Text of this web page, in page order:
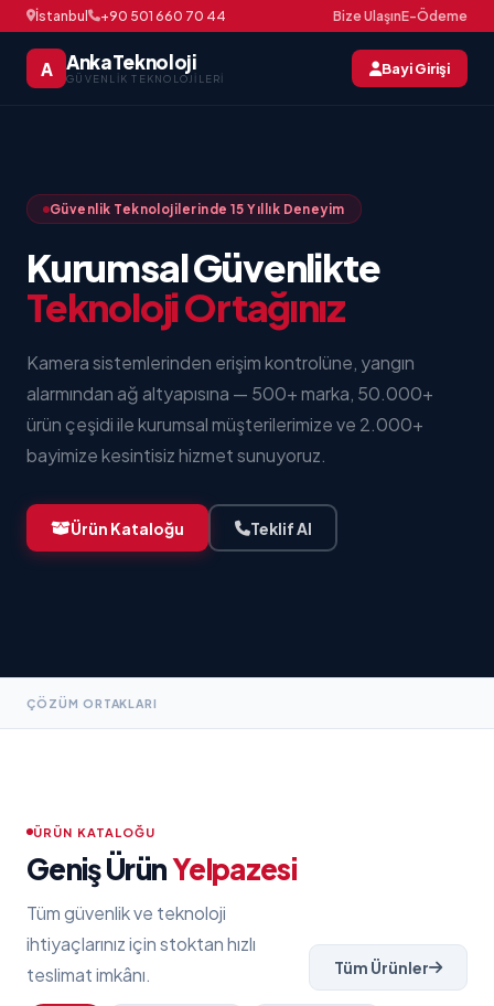
İstanbul +90 501 660 70 44 Bize UlaşınE-Ödeme
A AnkaTeknoloji
GÜVENLIK TEKNOLOJILERI
Bayi Girişi
Güvenlik Teknolojilerinde 15 Yıllık Deneyim
Kurumsal Güvenlikte
Teknoloji Ortağınız
Kamera sistemlerinden erişim kontrolüne, yangın
alarmından ağ altyapısına — 500+ marka, 50.000+
ürün çeşidi ile kurumsal müşterilerimize ve 2.000+
bayimize kesintisiz hizmet sunuyoruz.
Ürün Kataloğu Teklif Al
ÇÖZÜM ORTAKLARI
ÜRÜN KATALOĞU
Geniş ÜrünYelpazesi
Tüm güvenlik ve teknoloji
ihtiyaçlarınız için stoktan hızlı
teslimat imkânı.
Tüm Ürünler